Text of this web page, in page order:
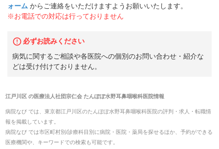
ォーム からご連絡をいただけますようお願いいたします。
※お電話での対応は行っておりません
必ずお読みください
病気に関するご相談や各医院への個別のお問い合わせ・紹介な
どは受け付けておりません。
江戸川区の医療法人社団宗仁会 たんぽぽ水野耳鼻咽喉科医院情報
病院なび では、 東京都江戸川区のたんぽぽ水野耳鼻咽喉科医院の評判・求人・転職情
報を掲載しています。
病院なび では市区町村別/診療科目別に病院・医院・薬局を探せるほか、予約ができる
医療機関や、キーワードでの検索も可能です。